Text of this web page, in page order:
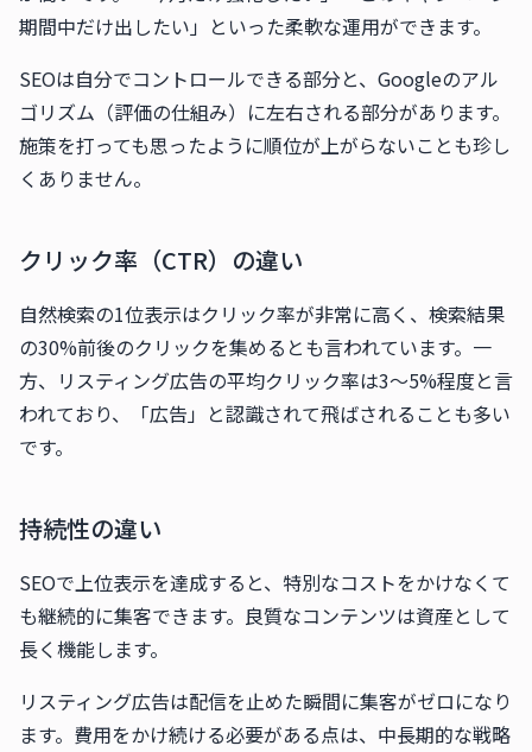
期間中だけ出したい」といった柔軟な運用ができます。
SEOは自分でコントロールできる部分と、Googleのアル
ゴリズム（評価の仕組み）に左右される部分があります。
施策を打っても思ったように順位が上がらないことも珍し
くありません。
クリック率（CTR）の違い
自然検索の1位表示はクリック率が非常に高く、検索結果
の30%前後のクリックを集めるとも言われています。一
方、リスティング広告の平均クリック率は3〜5%程度と言
われており、「広告」と認識されて飛ばされることも多い
です。
持続性の違い
SEOで上位表示を達成すると、特別なコストをかけなくて
も継続的に集客できます。良質なコンテンツは資産として
長く機能します。
リスティング広告は配信を止めた瞬間に集客がゼロになり
ます。費用をかけ続ける必要がある点は、中長期的な戦略